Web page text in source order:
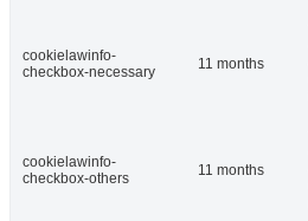
cookielawinfo-
checkbox-necessary
11 months
cookielawinfo-
checkbox-others
11 months